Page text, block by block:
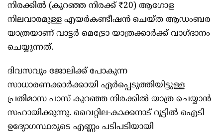
നിരക്കിൽ (കുറഞ്ഞ നിരക്ക് ₹20) ആഗോള
നിലവാരമുള്ള എയർകണ്ടീഷൻ ചെയ്ത ആഡംബര
യാത്രയാണ് വാട്ടര്‍ മെട്രോ യാത്രക്കാര്‍ക്ക് വാഗ്ദാനം
ചെയ്യുന്നത്.
ദിവസവും ജോലിക്ക് പോകുന്ന
സാധാരണക്കാർക്കായി ഏർപ്പെടുത്തിയിട്ടുള്ള
പ്രതിമാസ പാസ് കുറഞ്ഞ നിരക്കിൽ യാത്ര ചെയ്യാൻ
സഹായിക്കുന്നു. വൈറ്റില-കാക്കനാട് റൂട്ടിൽ ഐടി
ഉദ്യോഗസ്ഥരുടെ എണ്ണം പടിപടിയായി